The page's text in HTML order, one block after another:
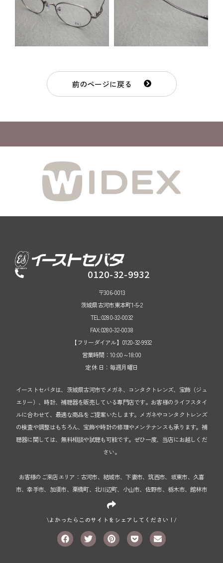
前のページに戻る
0120-32-9932
〒306-0013
茨城県古河市東本町1-5-2
TEL:0280-32-0032
FAX:0280-32-0038
【フリーダイアル】0120-32-9932
営業時間：10:00～18:00
定 休 日：毎週月曜日
イーストセバタは、茨城県古河市でメガネ、コンタクトレンズ、宝飾（ジュ
エリー）、時計、補聴器を販売している専門店です。お客様のライフスタイ
ルに合わせて、最適な商品をご提案いたします。メガネやコンタクトレンズ
の検査や調整はもちろん、宝飾や時計の修理やメンテナンスも承ります。補
聴器に関しては、無料相談や試聴も可能です。ぜひ一度、当店にお越しくだ
さい。
お客様のご来店エリア：古河市、結城市、下妻市、筑西市、坂東市、久喜
市、幸手市、加須市、栗橋町、北川辺町、小山市、佐野市、栃木市、館林市
\よかったらこのサイトをシェアしてください！/